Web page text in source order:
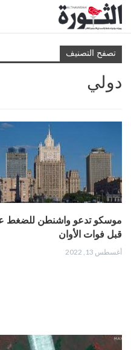
تصفح التصنيف
دولي
موسكو تدعو واشنطن للضغط
قبل فوات الأوان
أغسطس 13, 2022